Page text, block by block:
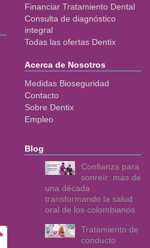
Financiar Tratamiento Dental
Consulta de diagnóstico
integral
Todas las ofertas Dentix
Acerca de Nosotros
Medidas Bioseguridad
Contacto
Sobre Dentix
Empleo
Blog
Confianza para
sonreír: más de
una década
transformando la salud
oral de los colombianos
Tratamiento de
conducto